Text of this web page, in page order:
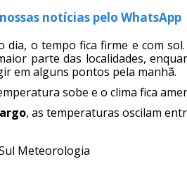
notícias pelo WhatsApp
dia, o tempo fica firme e com
parte das localidades,
em alguns pontos pela manhã.
sobe e o clima fica
, as temperaturas oscilam
Meteorologia